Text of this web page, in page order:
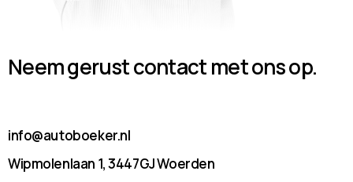
Neem gerust contact met ons op.
info@autoboeker.nl
Wipmolenlaan 1, 3447GJ Woerden